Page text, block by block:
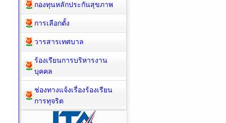
กองทุนหลักประกันสุขภาพ
การเลือกตั้ง
วารสารเทศบาล
ร้องเรียนการบริหารงาน
บุคคล
ช่องทางแจ้งเรื่องร้องเรียน
การทุจริต